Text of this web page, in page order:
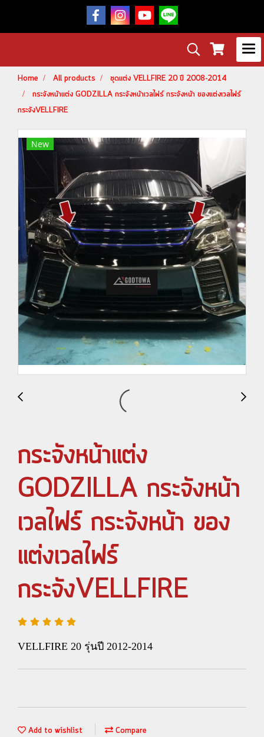
Home All products
ชุดแต่ง VELLFIRE 20 ปี 2008-2014
กระจังหน้าแต่ง GODZILLA กระจังหน้าเวลไฟร์ กระจังหน้า ของแต่งเวลไฟร์
กระจังVELLFIRE
New
กระจังหน้าแต่ง
GODZILLA กระจังหน้า
เวลไฟร์ กระจังหน้า ของ
แต่งเวลไฟร์
กระจังVELLFIRE
VELLFIRE 20 รุ่นปี 2012-2014
Add to wishlist Compare